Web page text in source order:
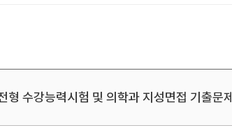
수강능력시험 및 의학과 지성면접 기출문제